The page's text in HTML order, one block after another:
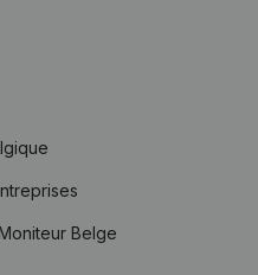
Belge